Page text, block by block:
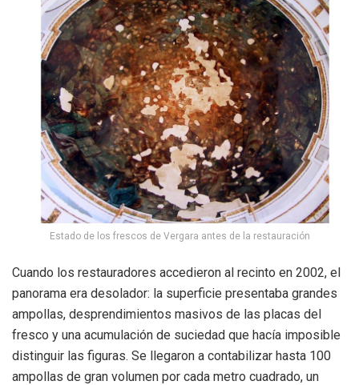
Estado de los frescos de Vergara antes de la restauración
Cuando los restauradores accedieron al recinto en 2002, el
panorama era desolador: la superficie presentaba grandes
ampollas, desprendimientos masivos de las placas del
fresco y una acumulación de suciedad que hacía imposible
distinguir las figuras. Se llegaron a contabilizar hasta 100
ampollas de gran volumen por cada metro cuadrado, un